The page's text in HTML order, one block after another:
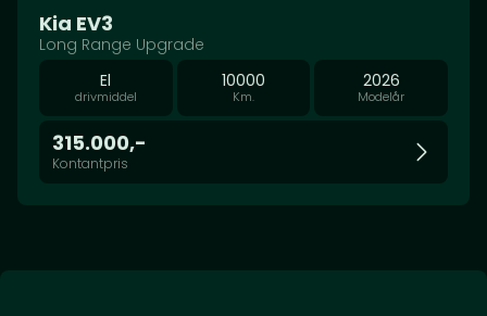
Kia EV3
Long Range Upgrade
El
drivmiddel
10000
Km.
2026
Modelår
315.000,-
Kontantpris